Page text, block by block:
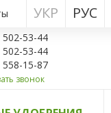
РУС
УКР
502-53-44
502-53-44
558-15-87
звонок